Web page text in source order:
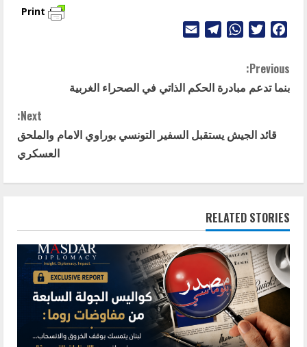
Print
Facebook
Twitter
WhatsApp
Telegram
Email
C
o
i
n
u
e
e
Previous:
بنما تدعم مبادرة الحكم الذاتي في الصحراء الغربية
Next:
قائد الجيش يستقبل السفير التونسي بوراوي الامام والملحق
العسكري
RELATED STORIES